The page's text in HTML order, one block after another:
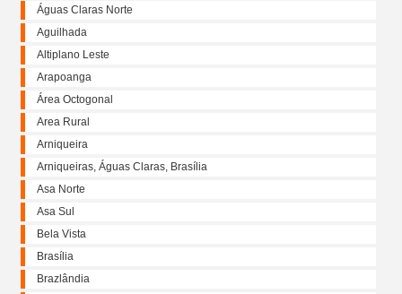
Águas Claras Norte
Aguilhada
Altiplano Leste
Arapoanga
Área Octogonal
Area Rural
Arniqueira
Arniqueiras, Águas Claras, Brasília
Asa Norte
Asa Sul
Bela Vista
Brasília
Brazlândia